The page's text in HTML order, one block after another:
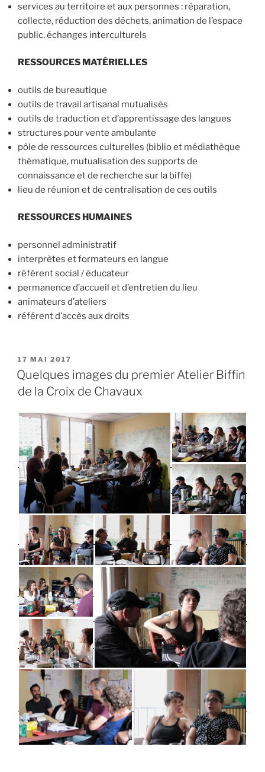
services au territoire et aux personnes : réparation,
collecte, réduction des déchets, animation de l’espace
public, échanges interculturels
RESSOURCES MATÉRIELLES
outils de bureautique
outils de travail artisanal mutualisés
outils de traduction et d’apprentissage des langues
structures pour vente ambulante
pôle de ressources culturelles (biblio et médiathèque
thématique, mutualisation des supports de
connaissance et de recherche sur la biffe)
lieu de réunion et de centralisation de ces outils
RESSOURCES HUMAINES
personnel administratif
interprètes et formateurs en langue
référent social / éducateur
permanence d’accueil et d’entretien du lieu
animateurs d’ateliers
référent d’accès aux droits
PUBLIÉ
LE
17 MAI 2017
Quelques images du premier Atelier Biffin
de la Croix de Chavaux